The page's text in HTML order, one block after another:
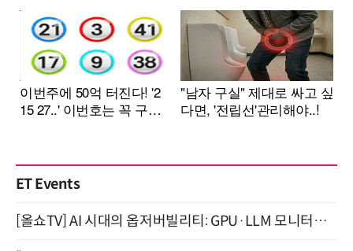
ET Events
[올쇼TV] AI 시대의 옵저버빌리티: GPU·LLM 모니터링부터 AI 기반 장애 대응까지 (8/11 생방송)